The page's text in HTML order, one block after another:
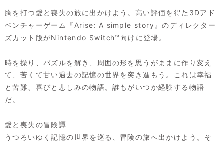
胸を打つ愛と喪失の旅に出かけよう。高い評価を得た3Dアド
ベンチャーゲーム『Arise: A simple story』のディレクター
ズカット版がNintendo Switch™向けに登場。
時を操り、パズルを解き、周囲の形を思うがままに作り変え
て、苦くて甘い過去の記憶の世界を突き進もう。これは幸福
と苦難、喜びと悲しみの物語。誰もがいつか経験する物語
だ。
愛と喪失の冒険譚
うつろいゆく記憶の世界を巡る、冒険の旅へ出かけよう。そ